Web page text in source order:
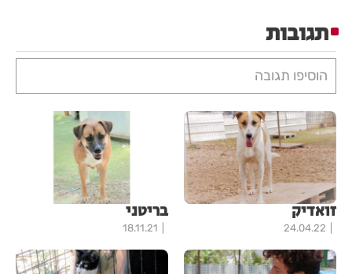
תגובות
הוסיפו תגובה
זואדיק
24.04.22
בריטני
18.11.21